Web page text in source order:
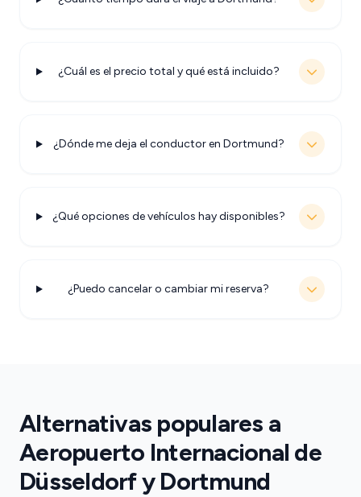
¿Cuál es el precio total y qué está incluido?
¿Dónde me deja el conductor en Dortmund?
¿Qué opciones de vehículos hay disponibles?
¿Puedo cancelar o cambiar mi reserva?
Alternativas populares a
Aeropuerto Internacional de
Düsseldorf y Dortmund